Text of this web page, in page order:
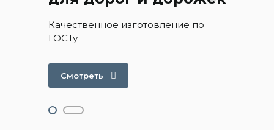
Качественное изготовление по
ГОСТу
Смотреть